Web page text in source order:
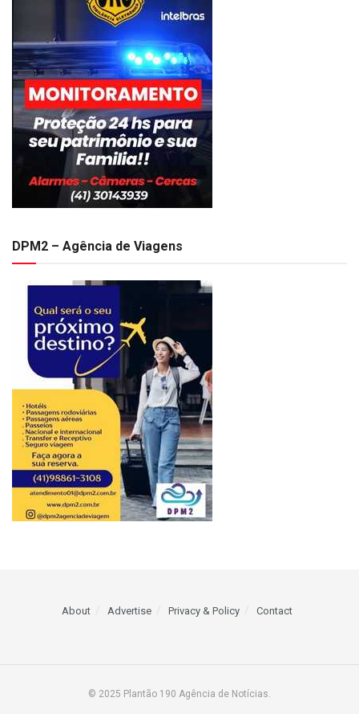
DPM2 – Agência de Viagens
About Advertise Privacy & Policy Contact
© 2025 Plantão 190 Agência de Notícias.